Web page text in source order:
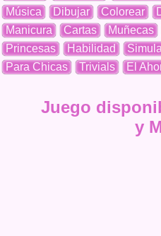
Música
Dibujar Colorear
Manicura
Cartas Muñecas
Princesas
Habilidad
Para Chicas
Trivials El
Juego
y